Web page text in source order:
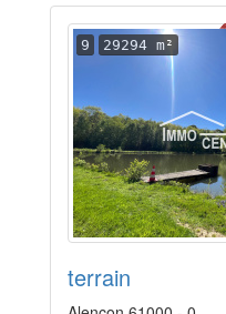
9 29294 m²
terrain